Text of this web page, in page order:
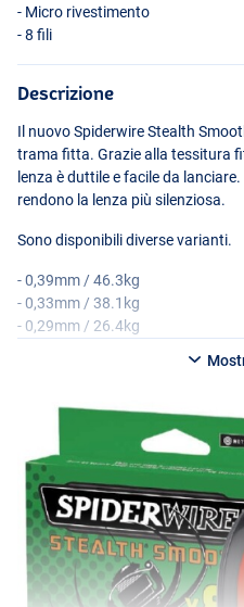
- Micro rivestimento
- 8 fili
Descrizione
Il nuovo Spiderwire Stealth
trama fitta. Grazie alla tessitura
lenza è duttile e facile da
rendono la lenza più silenziosa.
Sono disponibili diverse varianti.
- 0,39mm / 46.3kg
- 0,33mm / 38.1kg
- 0,29mm / 26.4kg
- 0,13mm / 12.7kg
- 0,11mm / 10.3kg
- 0,09mm / 7.5kg
- 0,07mm / 6.0kg
- 0,05mm / 5.4kg